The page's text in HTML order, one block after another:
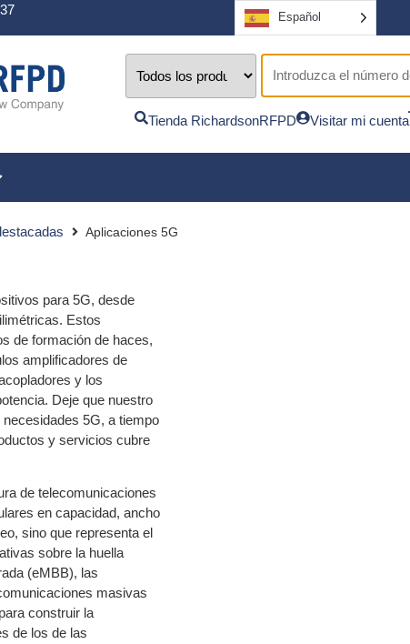
Español
Tienda RichardsonRFPD Visitar mi cuenta
Aplicaciones 5G
para 5G, desde
Estos
de formación de haces,
amplificadores de
y los
Deje que nuestro
5G, a tiempo
y servicios cubre
de telecomunicaciones
en capacidad, ancho
sino que representa el
sobre la huella
(eMBB), las
masivas
construir la
de los de las